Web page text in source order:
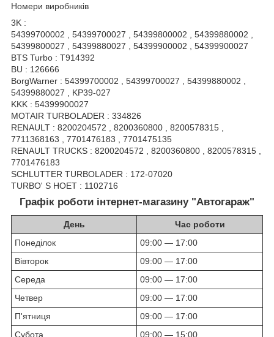
Номери виробників
3K :
54399700002 , 54399700027 , 54399800002 , 54399880002 ,
54399800027 , 54399880027 , 54399900002 , 54399900027
BTS Turbo : T914392
BU : 126666
BorgWarner : 54399700002 , 54399700027 , 54399880002 ,
54399880027 , KP39-027
KKK : 54399900027
MOTAIR TURBOLADER : 334826
RENAULT : 8200204572 , 8200360800 , 8200578315 ,
7711368163 , 7701476183 , 7701475135
RENAULT TRUCKS : 8200204572 , 8200360800 , 8200578315 ,
7701476183
SCHLUTTER TURBOLADER : 172-07020
TURBO' S HOET : 1102716
Графік роботи інтернет-магазину "Автогараж"
День
Час роботи
Понеділок
09:00 — 17:00
Вівторок
09:00 — 17:00
Середа
09:00 — 17:00
Четвер
09:00 — 17:00
П'ятниця
09:00 — 17:00
Субота
09:00 — 15:00